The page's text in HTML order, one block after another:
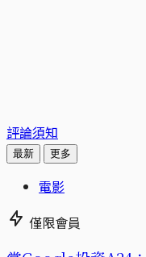
評論須知
最新 更多
電影
僅限會員